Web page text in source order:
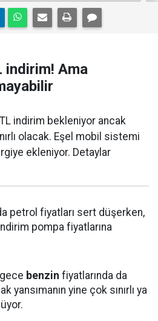
indirim! Ama
indirim bekleniyor ancak
olacak. Eşel mobil sistemi
ekleniyor. Detaylar
petrol fiyatları sert düşerken,
pompa fiyatlarına
benzin fiyatlarında da
yansımanın yine çok sınırlı ya